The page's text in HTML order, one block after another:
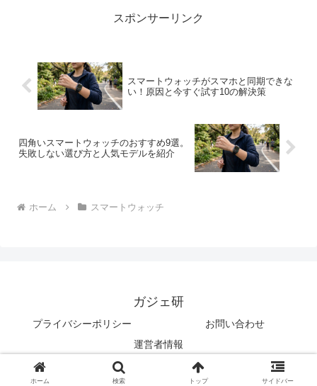
スポンサーリンク
スマートウォッチがスマホと同期できな
い！原因と今すぐ試す10の解決策
四角いスマートウォッチのおすすめ9選。
失敗しない選び方と人気モデルを紹介
ホーム スマートウォッチ
ガジェ研
プライバシーポリシー
お問い合わせ
運営者情報
© 2025 ガジェ研.
ホーム 検索 トップ サイドバー